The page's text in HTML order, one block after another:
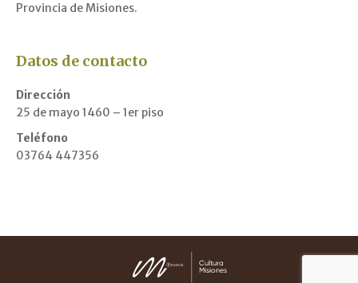
Provincia de Misiones.
Datos de contacto
Dirección
25 de mayo 1460 – 1er piso
Teléfono
03764 447356